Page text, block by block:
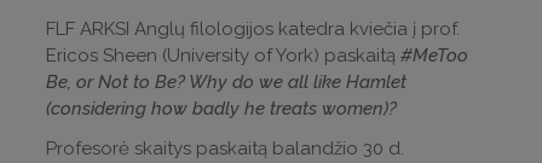
FLF ARKSI Anglų filologijos katedra kviečia į prof.
Ericos Sheen (University of York) paskaitą #MeToo
Be, or Not to Be? Why do we all like Hamlet
(considering how badly he treats women)?
Profesorė skaitys paskaitą balandžio 30 d.